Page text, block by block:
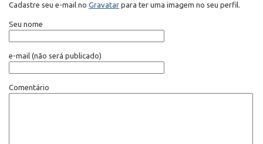
Cadastre seu e-mail no Gravatar para ter uma imagem no seu perfil.
Seu nome
e-mail (não será publicado)
Comentário